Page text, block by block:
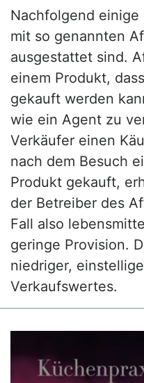
Nachfolgend
mit so genannten
ausgestattet sind.
einem Produkt,
gekauft werden
wie ein Agent zu
Verkäufer einen
nach dem Besuch
Produkt gekauft,
der Betreiber des
Fall also
geringe Provision.
niedriger,
Verkaufswertes.